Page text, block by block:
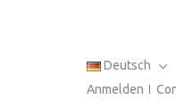
Deutsch
Anmelden